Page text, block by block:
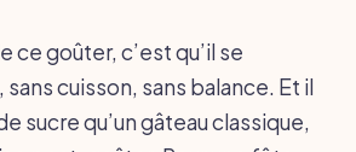
ce goûter, c’est qu’il se
cuisson, sans balance. Et il
sucre qu’un gâteau classique,